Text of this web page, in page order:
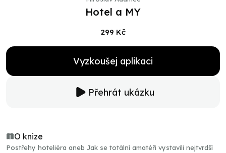
Hotel a MY
299 Kč
Vyzkoušej aplikaci
Přehrát ukázku
O knize
Postřehy hoteliéra aneb Jak se totální amatéři vystavili nejtvrdší